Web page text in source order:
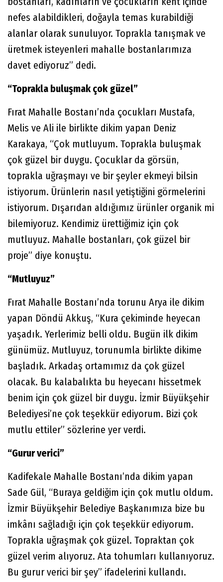
nefes alabildikleri, doğayla temas kurabildiği
alanlar olarak sunuluyor. Toprakla tanışmak ve
üretmek isteyenleri mahalle bostanlarımıza
davet ediyoruz” dedi.
“Toprakla buluşmak çok güzel”
Fırat Mahalle Bostanı’nda çocukları Mustafa,
Melis ve Ali ile birlikte dikim yapan Deniz
Karakaya, “Çok mutluyum. Toprakla buluşmak
çok güzel bir duygu. Çocuklar da görsün,
toprakla uğraşmayı ve bir şeyler ekmeyi bilsin
istiyorum. Ürünlerin nasıl yetiştiğini görmelerini
istiyorum. Dışarıdan aldığımız ürünler organik mi
bilemiyoruz. Kendimiz ürettiğimiz için çok
mutluyuz. Mahalle bostanları, çok güzel bir
proje” diye konuştu.
“Mutluyuz”
Fırat Mahalle Bostanı’nda torunu Arya ile dikim
yapan Döndü Akkuş, “Kura çekiminde heyecan
yaşadık. Yerlerimiz belli oldu. Bugün ilk dikim
günümüz. Mutluyuz, torunumla birlikte dikime
başladık. Arkadaş ortamımız da çok güzel
olacak. Bu kalabalıkta bu heyecanı hissetmek
benim için çok güzel bir duygu. İzmir Büyükşehir
Belediyesi’ne çok teşekkür ediyorum. Bizi çok
mutlu ettiler” sözlerine yer verdi.
“Gurur verici”
Kadifekale Mahalle Bostanı’nda dikim yapan
Sade Gül, “Buraya geldiğim için çok mutlu oldum.
İzmir Büyükşehir Belediye Başkanımıza bize bu
imkânı sağladığı için çok teşekkür ediyorum.
Toprakla uğraşmak çok güzel. Topraktan çok
güzel verim alıyoruz. Ata tohumları kullanıyoruz.
Bu gurur verici bir şey” ifadelerini kullandı.